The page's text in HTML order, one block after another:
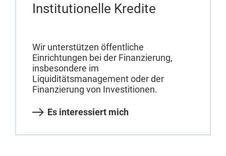
Institutionelle Kredite
Wir unterstützen öffentliche
Einrichtungen bei der Finanzierung,
insbesondere im
Liquiditätsmanagement oder der
Finanzierung von Investitionen.
Es interessiert mich